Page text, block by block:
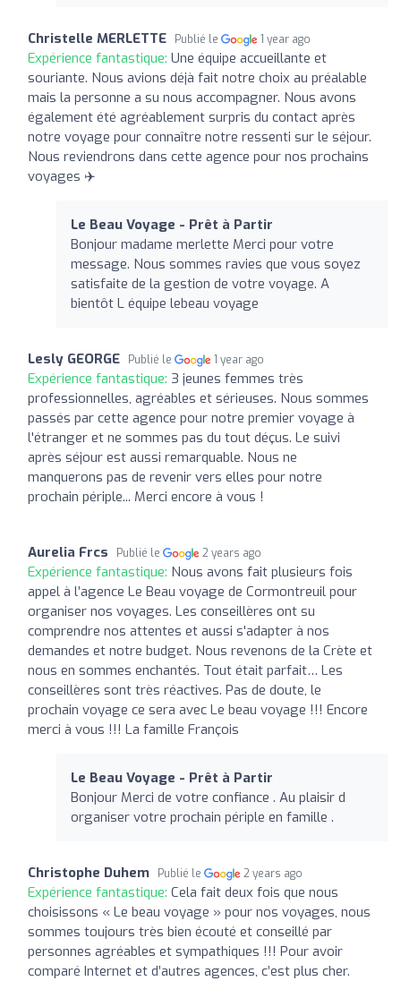
Christelle MERLETTE Publié le 1 year ago
Expérience fantastique: Une équipe accueillante et
souriante. Nous avions déjà fait notre choix au préalable
mais la personne a su nous accompagner. Nous avons
également été agréablement surpris du contact après
notre voyage pour connaître notre ressenti sur le séjour.
Nous reviendrons dans cette agence pour nos prochains
voyages ✈️
Le Beau Voyage - Prêt à Partir
Bonjour madame merlette Merci pour votre
message. Nous sommes ravies que vous soyez
satisfaite de la gestion de votre voyage. A
bientôt L équipe lebeau voyage
Lesly GEORGE Publié le 1 year ago
Expérience fantastique: 3 jeunes femmes très
professionnelles, agréables et sérieuses. Nous sommes
passés par cette agence pour notre premier voyage à
l'étranger et ne sommes pas du tout déçus. Le suivi
après séjour est aussi remarquable. Nous ne
manquerons pas de revenir vers elles pour notre
prochain périple... Merci encore à vous !
Aurelia Frcs Publié le 2 years ago
Expérience fantastique: Nous avons fait plusieurs fois
appel à l’agence Le Beau voyage de Cormontreuil pour
organiser nos voyages. Les conseillères ont su
comprendre nos attentes et aussi s'adapter à nos
demandes et notre budget. Nous revenons de la Crète et
nous en sommes enchantés. Tout était parfait… Les
conseillères sont très réactives. Pas de doute, le
prochain voyage ce sera avec Le beau voyage !!! Encore
merci à vous !!! La famille François
Le Beau Voyage - Prêt à Partir
Bonjour Merci de votre confiance . Au plaisir d
organiser votre prochain périple en famille .
Christophe Duhem Publié le 2 years ago
Expérience fantastique: Cela fait deux fois que nous
choisissons « Le beau voyage » pour nos voyages, nous
sommes toujours très bien écouté et conseillé par
personnes agréables et sympathiques !!! Pour avoir
comparé Internet et d’autres agences, c’est plus cher.